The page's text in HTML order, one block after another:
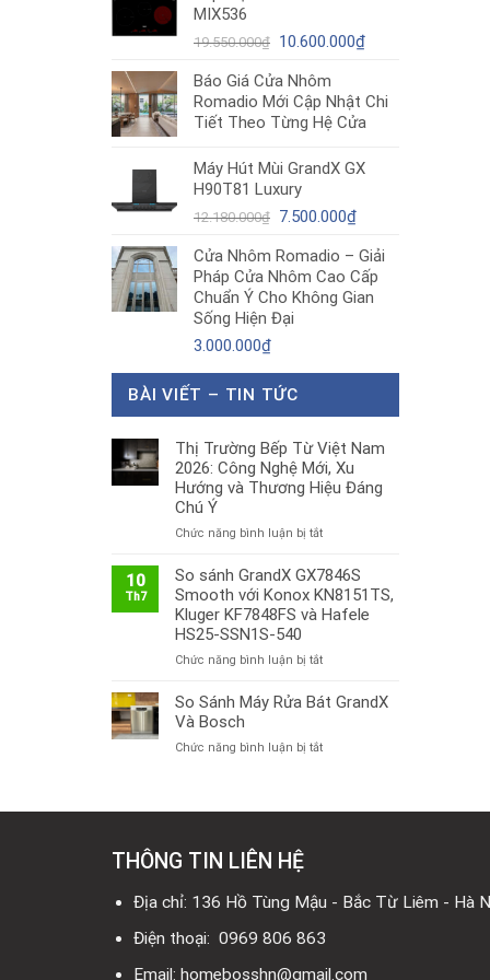
5.200.000₫.
MIX536
19.550.000₫ Giá
là:
19.550.000₫.
10.600.000₫Giá
là:
10.600.000₫.
Báo Giá Cửa Nhôm
Romadio Mới Cập Nhật Chi
Tiết Theo Từng Hệ Cửa
Máy Hút Mùi GrandX GX
H90T81 Luxury
12.180.000₫ Giá
là:
12.180.000₫.
7.500.000₫Giá
tại
là:
7.500.000₫.
Cửa Nhôm Romadio – Giải
Pháp Cửa Nhôm Cao Cấp
Chuẩn Ý Cho Không Gian
Sống Hiện Đại
3.000.000₫
BÀI VIẾT – TIN TỨC
Thị Trường Bếp Từ Việt Nam
2026: Công Nghệ Mới, Xu
Hướng và Thương Hiệu Đáng
Chú Ý
Chức năng bình luận bị tắtở
Trường
Bếp
Từ
2026:
Nghệ
Hướng
Hiệu
10
Th7
So sánh GrandX GX7846S
Smooth với Konox KN8151TS,
Kluger KF7848FS và Hafele
HS25-SSN1S-540
Chức năng bình luận bị tắtở
sánh
Smooth
HS25-
540
So Sánh Máy Rửa Bát GrandX
Và Bosch
Chức năng bình luận bị tắtở
Bosch
THÔNG TIN LIÊN HỆ
Địa chỉ: 136 Hồ Tùng Mậu - Bắc Từ Liêm - Hà
Điện thoại: 0969 806 863
Email: homebosshn@gmail.com